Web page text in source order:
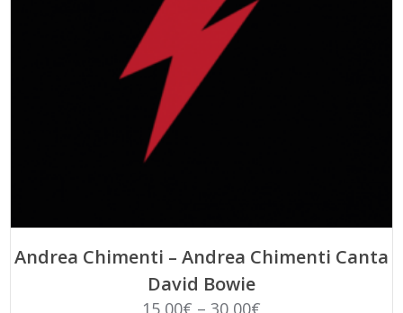
Andrea Chimenti – Andrea Chimenti Canta
David Bowie